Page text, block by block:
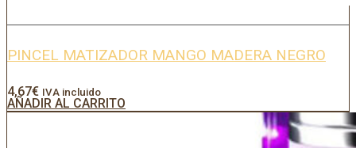
PINCEL MATIZADOR MANGO MADERA NEGRO
4,67€ IVA incluido
AÑADIR AL CARRITO